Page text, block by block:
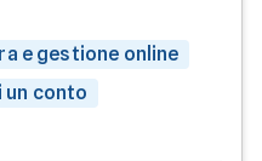
e gestione online
un conto